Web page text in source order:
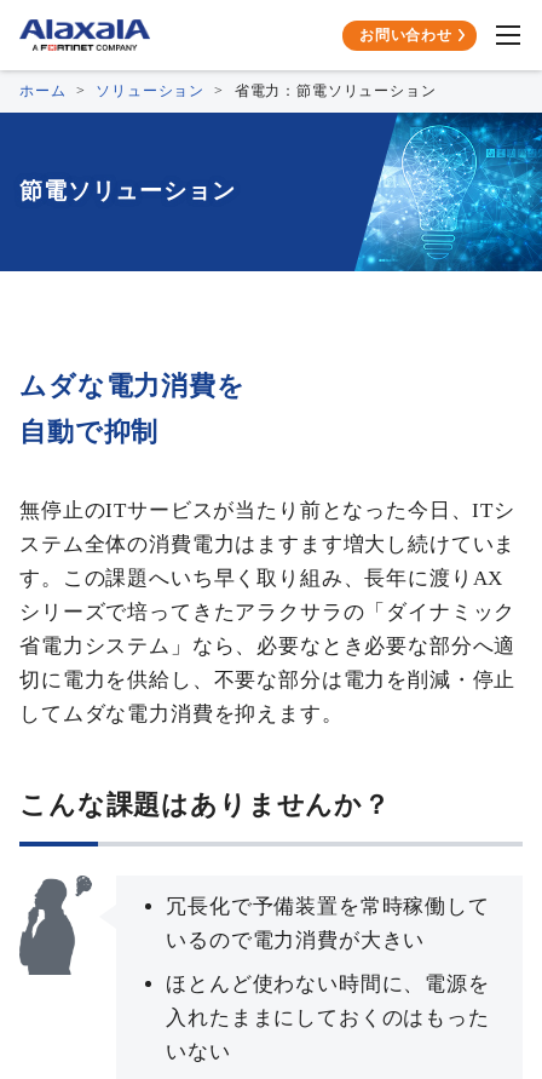
お問い合わせ
ホーム ソリューション 省電力：節電ソリューション
節電ソリューション
ムダな電力消費を
自動で抑制
無停止のITサービスが当たり前となった今日、ITシ
ステム全体の消費電力はますます増大し続けていま
す。この課題へいち早く取り組み、長年に渡りAX
シリーズで培ってきたアラクサラの「ダイナミック
省電力システム」なら、必要なとき必要な部分へ適
切に電力を供給し、不要な部分は電力を削減・停止
してムダな電力消費を抑えます。
こんな課題はありませんか？
冗長化で予備装置を常時稼働して
いるので電力消費が大きい
ほとんど使わない時間に、電源を
入れたままにしておくのはもった
いない